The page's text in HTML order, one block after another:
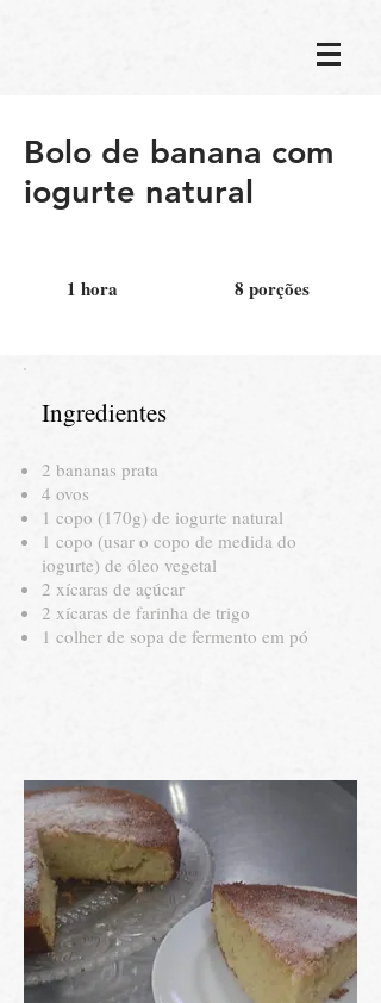
Bolo de banana com
iogurte natural
1 hora 8 porções
Ingredientes
2 bananas prata
4 ovos
1 copo (170g) de iogurte natural
1 copo (usar o copo de medida do
iogurte) de óleo vegetal
2 xícaras de açúcar
2 xícaras de farinha de trigo
1 colher de sopa de fermento em pó